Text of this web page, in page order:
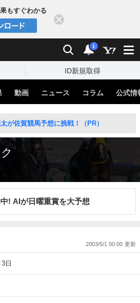
もすぐわかる
検索 通知
i
ID新規取得
動画 ニュース コラム 公式情
が佐賀競馬予想に挑戦！（PR）
! AIが日曜重賞を大予想
2003/5/1 00:00
日